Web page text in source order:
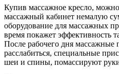
Купив массажное кресло,
массажный кабинет немалую
оборудование для массажных
время покажет эффективность
После рабочего дня
расслабиться, специальные
шеи и спины, помассируют